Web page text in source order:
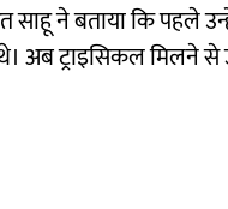
साहू ने बताया कि पहले
अब ट्राइसिकल मिलने